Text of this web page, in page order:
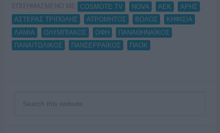
ΕΠΙΣΗΜΑΣΜΕΝΟ ΜΕ: COSMOTE TV NOVA ΑΕΚ ΑΡΗΣ
ΑΣΤΕΡΑΣ ΤΡΙΠΟΛΗΣ
ΑΤΡΟΜΗΤΟΣ ΒΟΛΟΣ ΚΗΦΙΣΙΑ
ΛΑΜΙΑ
ΟΛΥΜΠΙΑΚΟΣ ΟΦΗ ΠΑΝΑΘΗΝΑΪΚΟΣ
ΠΑΝΑΙΤΩΛΙΚΟΣ
ΠΑΝΣΕΡΡΑΪΚΟΣ ΠΑΟΚ